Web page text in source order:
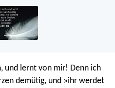
und lernt von mir! Denn ich
demütig, und »ihr werdet